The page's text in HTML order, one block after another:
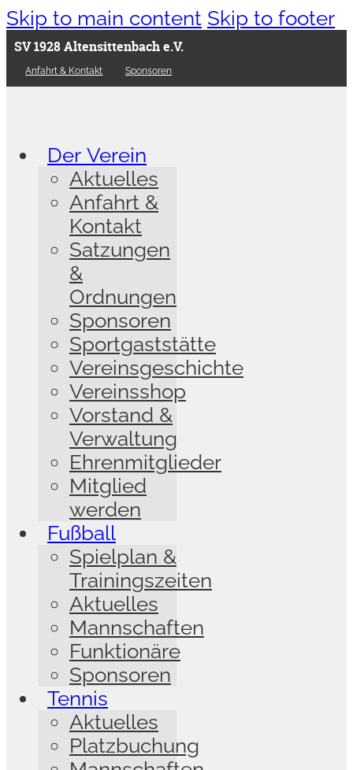
Skip to main content Skip to footer
SV 1928 Altensittenbach e.V.
Anfahrt & Kontakt Sponsoren
Der Verein
Aktuelles
Anfahrt &
Kontakt
Satzungen
&
Ordnungen
Sponsoren
Sportgaststätte
Vereinsgeschichte
Vereinsshop
Vorstand &
Verwaltung
Ehrenmitglieder
Mitglied
werden
Fußball
Spielplan &
Trainingszeiten
Aktuelles
Mannschaften
Funktionäre
Sponsoren
Tennis
Aktuelles
Platzbuchung